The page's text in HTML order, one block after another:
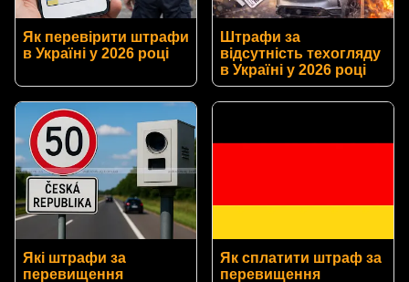
Як перевірити штрафи
в Україні у 2026 році
Штрафи за
відсутність техогляду
в Україні у 2026 році
Які штрафи за
перевищення
Як сплатити штраф за
перевищення